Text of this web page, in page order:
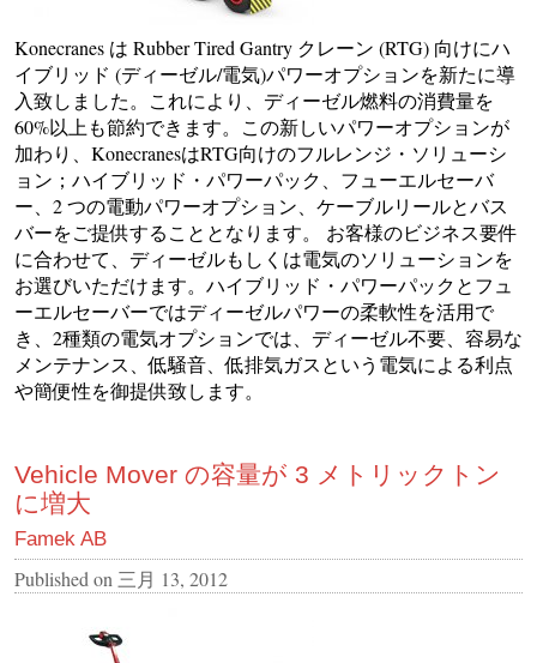
Konecranes は Rubber Tired Gantry クレーン (RTG) 向けにハ
イブリッド (ディーゼル/電気)パワーオプションを新たに導
入致しました。これにより、ディーゼル燃料の消費量を
60%以上も節約できます。この新しいパワーオプションが
加わり、KonecranesはRTG向けのフルレンジ・ソリューシ
ョン；ハイブリッド・パワーパック、フューエルセーバ
ー、2 つの電動パワーオプション、ケーブルリールとバス
バーをご提供することとなります。 お客様のビジネス要件
に合わせて、ディーゼルもしくは電気のソリューションを
お選びいただけます。ハイブリッド・パワーパックとフュ
ーエルセーバーではディーゼルパワーの柔軟性を活用で
き、2種類の電気オプションでは、ディーゼル不要、容易な
メンテナンス、低騒音、低排気ガスという電気による利点
や簡便性を御提供致します。
Vehicle Mover の容量が 3 メトリックトン
に増大
Famek AB
Published on 三月 13, 2012